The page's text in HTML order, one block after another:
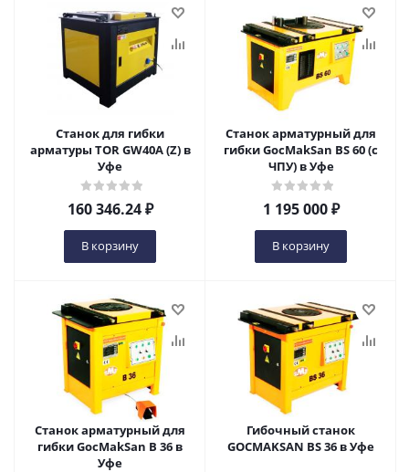
Станок для гибки
арматуры TOR GW40A (Z) в
Уфе
160 346.24₽
В корзину
Станок арматурный для
гибки GocMakSan BS 60 (с
ЧПУ) в Уфе
1 195 000₽
В корзину
Станок арматурный для
гибки GocMakSan B 36 в
Уфе
Гибочный станок
GOCMAKSAN BS 36 в Уфе